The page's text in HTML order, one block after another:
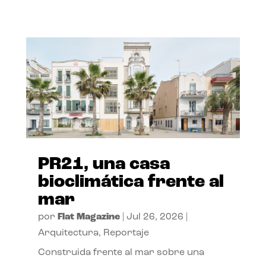
PR21, una casa
bioclimática frente al
mar
por Flat Magazine| Jul 26, 2026
Arquitectura, Reportaje
Construida frente al mar sobre una